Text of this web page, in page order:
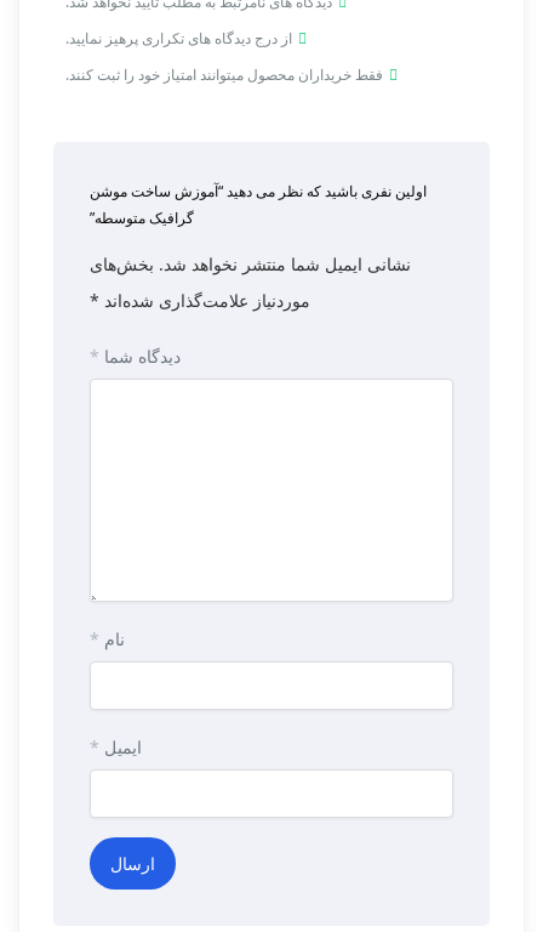
از درج دیدگاه های تکراری پرهیز نمایید.
فقط خریداران محصول میتوانند امتیاز خود را ثبت کنند.
اولین نفری باشید که نظر می دهید “آموزش ساخت موشن
گرافیک متوسطه”
نشانی ایمیل شما منتشر نخواهد شد. بخش‌های
موردنیاز علامت‌گذاری شده‌اند *
دیدگاه شما *
نام *
ایمیل *